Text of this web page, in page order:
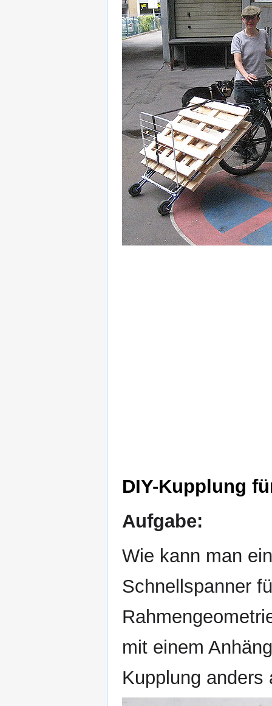
DIY-Kupplung
Aufgabe:
Wie kann man
Schnellspanner
mit einem
Kupplung anders